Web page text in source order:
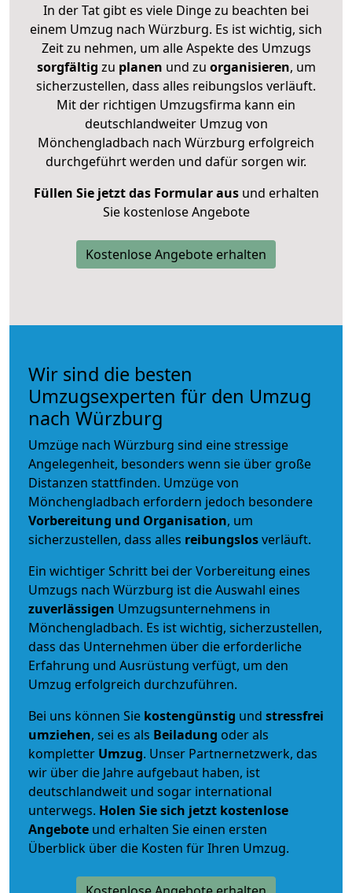
In der Tat gibt es viele Dinge zu beachten bei
einem Umzug nach Würzburg. Es ist wichtig, sich
Zeit zu nehmen, um alle Aspekte des Umzugs
sorgfältig zu planen und zu organisieren, um
sicherzustellen, dass alles reibungslos verläuft.
Mit der richtigen Umzugsfirma kann ein
deutschlandweiter Umzug von
Mönchengladbach nach Würzburg erfolgreich
durchgeführt werden und dafür sorgen wir.
Füllen Sie jetzt das Formular ausund erhalten
Sie kostenlose Angebote
Kostenlose Angebote erhalten
Wir sind die besten
Umzugsexperten für den Umzug
nach Würzburg
Umzüge nach Würzburg sind eine stressige
Angelegenheit, besonders wenn sie über große
Distanzen stattfinden. Umzüge von
Mönchengladbach erfordern jedoch besondere
Vorbereitung und Organisation, um
sicherzustellen, dass alles reibungslosverläuft.
Ein wichtiger Schritt bei der Vorbereitung eines
Umzugs nach Würzburg ist die Auswahl eines
zuverlässigen Umzugsunternehmens in
Mönchengladbach. Es ist wichtig, sicherzustellen,
dass das Unternehmen über die erforderliche
Erfahrung und Ausrüstung verfügt, um den
Umzug erfolgreich durchzuführen.
Bei uns können Sie kostengünstig und stressfrei
umziehen, sei es als Beiladung oder als
kompletter Umzug. Unser Partnernetzwerk, das
wir über die Jahre aufgebaut haben, ist
deutschlandweit und sogar international
unterwegs. Holen Sie sich jetzt kostenlose
Angebote und erhalten Sie einen ersten
Überblick über die Kosten für Ihren Umzug.